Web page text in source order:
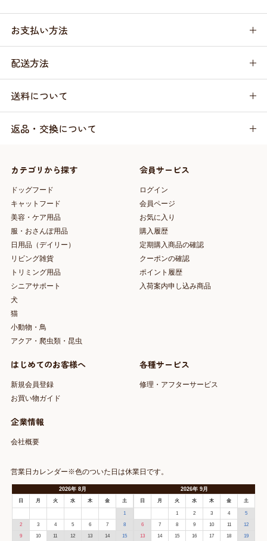
お支払い方法
配送方法
送料について
返品・交換について
カテゴリから探す
ドッグフード
キャットフード
美容・ケア用品
服・おさんぽ用品
日用品（デイリー）
リビング雑貨
トリミング用品
シニアサポート
犬
猫
小動物・鳥
アクア・爬虫類・昆虫
会員サービス
ログイン
会員ページ
お気に入り
購入履歴
定期購入商品の確認
クーポンの確認
ポイント履歴
入荷案内申し込み商品
はじめてのお客様へ
新規会員登録
お買い物ガイド
各種サービス
修理・アフターサービス
企業情報
会社概要
営業日カレンダー※色のついた日は休業日です。
2026年 8月
日 月 火 水 木 金 土
1
2 3 4 5 6 7 8
9 10 11 12 13 14 15
2026年9月
日 月 火 水 木 金 土
1 2 3 4 5
6 7 8 9 10 11 12
13 14 15 16 17 18 19